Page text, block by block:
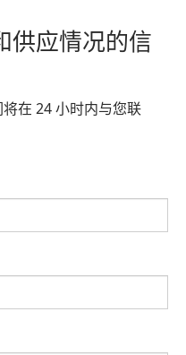
供应情况的信
在 24 小时内与您联